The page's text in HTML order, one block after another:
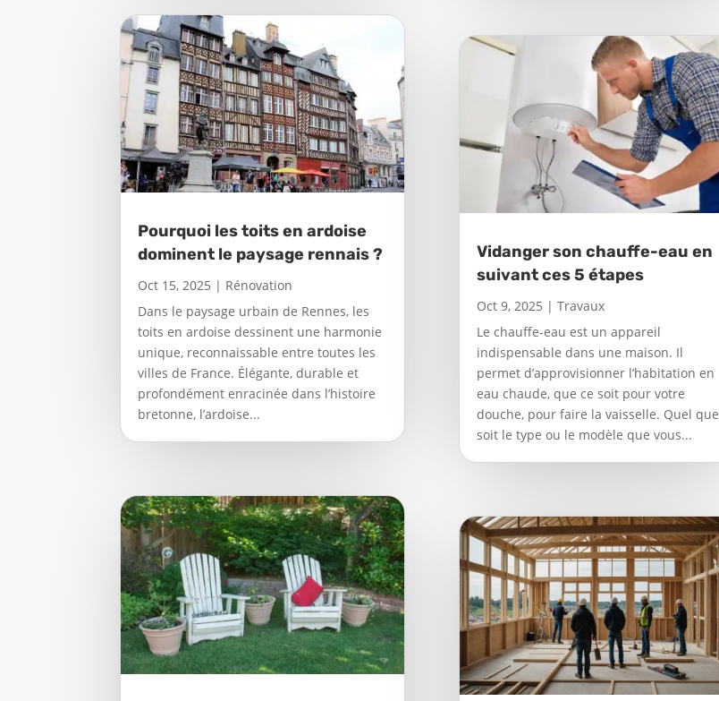
Pourquoi les toits en ardoise
dominent le paysage rennais ?
Oct 15, 2025 | Rénovation
Dans le paysage urbain de Rennes, les
toits en ardoise dessinent une harmonie
unique, reconnaissable entre toutes les
villes de France. Élégante, durable et
profondément enracinée dans l’histoire
bretonne, l’ardoise...
Vidanger son chauffe-eau en
suivant ces 5 étapes
Oct 9, 2025 | Travaux
Le chauffe-eau est un appareil
indispensable dans une maison. Il
permet d’approvisionner l’habitation en
eau chaude, que ce soit pour votre
douche, pour faire la vaisselle. Quel que
soit le type ou le modèle que vous...